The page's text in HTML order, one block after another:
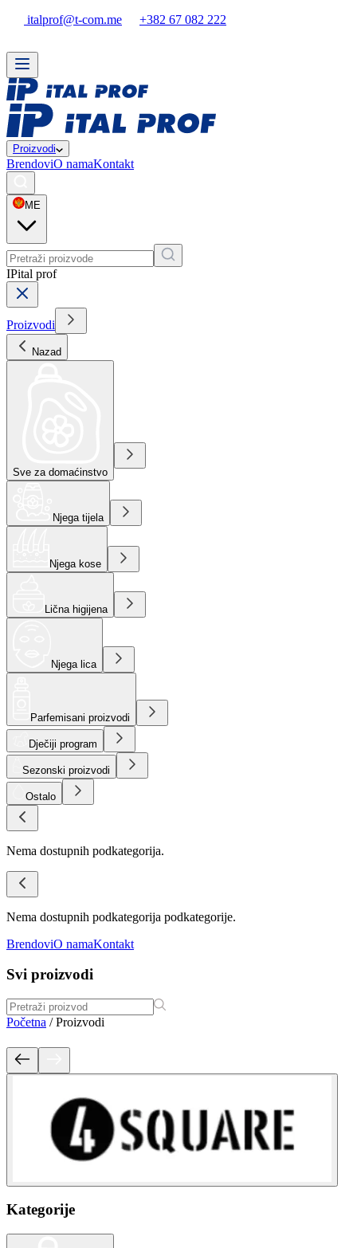
italprof@t-com.me +382 67 082 222
Proizvodi
BrendoviO namaKontakt
ME
IPital prof
Proizvodi
Nazad
Sve za domaćinstvo
Njega tijela
Njega kose
Lična higijena
Njega lica
Parfemisani proizvodi
Dječiji program
Sezonski proizvodi
Ostalo
Nema dostupnih podkategorija.
Nema dostupnih podkategorija podkategorije.
BrendoviO namaKontakt
Svi proizvodi
Početna /Proizvodi
Kategorije